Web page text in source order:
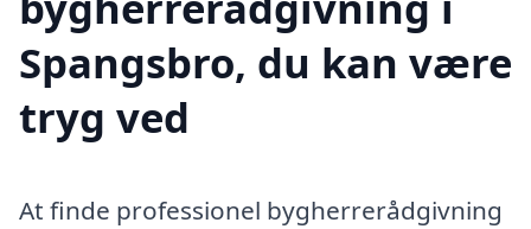
Spangsbro, du kan være
tryg ved
At finde professionel bygherrerådgivning